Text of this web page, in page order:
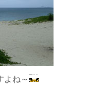
よね～